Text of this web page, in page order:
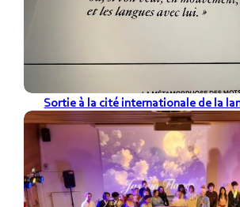
Sortie à la cité internationale de la